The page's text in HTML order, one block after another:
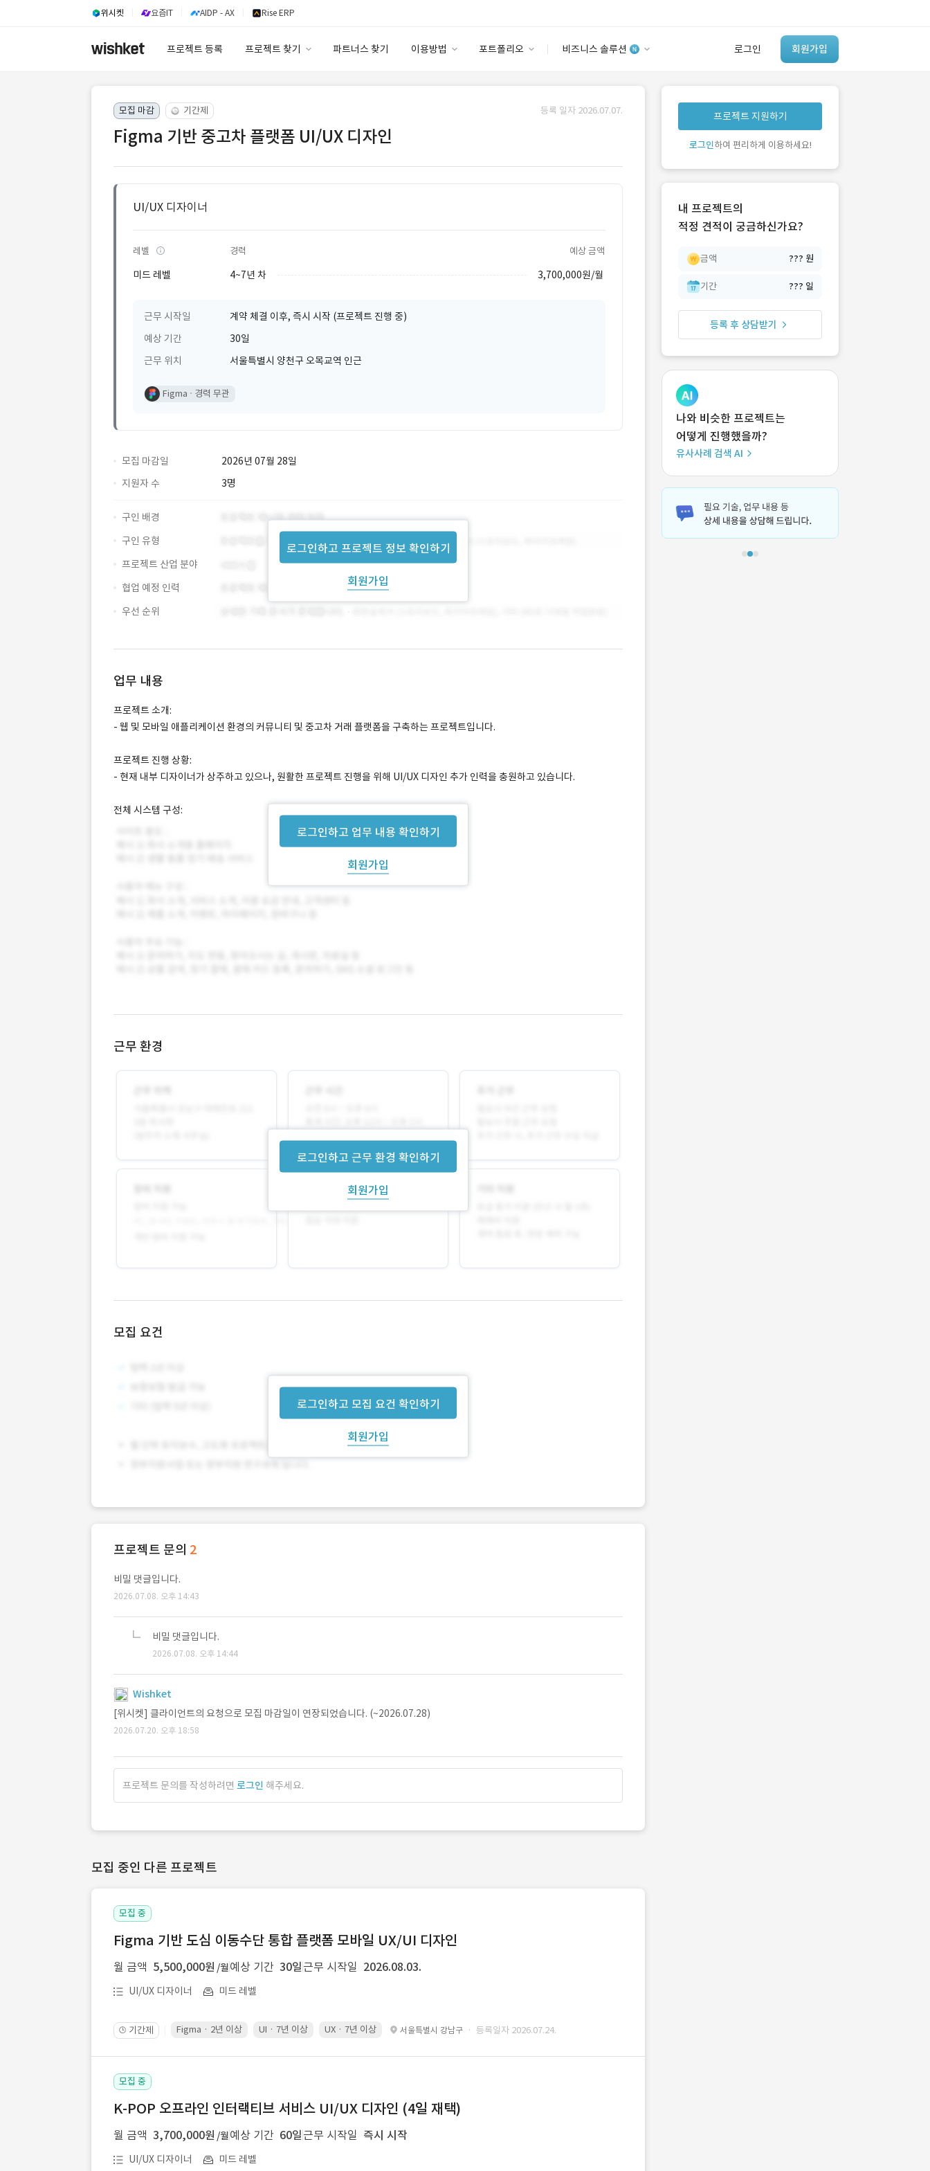
위시켓 요즘IT AIDP - AX Rise ERP
프로젝트 등록 프로젝트 찾기 파트너스 찾기 이용방법 포트폴리오 비즈니스 솔루션 로그인 회원가입
안심 코드 케어
유사사례 검색 AI
‘이런 거’ 만들어본
개발 회사 있어?
모집 마감 기간제 등록 일자 2026.07.07.
Figma 기반 중고차 플랫폼 UI/UX 디자인
UI/UX 디자이너
레벨 경력 예상 금액
미드 레벨 4~7년 차 3,700,000원/월
근무 시작일
계약 체결 이후, 즉시 시작 (프로젝트 진행 중)
예상 기간
30일
근무 위치
서울특별시 양천구 오목교역 인근
Figma 경력 무관
모집 마감일
2026년 07월 28일
지원자 수
3명
로그인하고 프로젝트 정보 확인하기
회원가입
구인 배경
구인 유형
프로젝트 산업 분야
협업 예정 인력
우선 순위
업무 내용
로그인하고 업무 내용 확인하기
회원가입
프로젝트 소개:
- 웹 및 모바일 애플리케이션 환경의 커뮤니티 및 중고차 거래 플랫폼을 구축하는 프로젝트입니다.
프로젝트 진행 상황:
- 현재 내부 디자이너가 상주하고 있으나, 원활한 프로젝트 진행을 위해 UI/UX 디자인 추가 인력을 충원하고 있습니다.
전체 시스템 구성:
근무 환경
로그인하고 근무 환경 확인하기
회원가입
모집 요건
로그인하고 모집 요건 확인하기
회원가입
프로젝트 문의 2
비밀 댓글입니다.
2026.07.08. 오후 14:43
비밀 댓글입니다.
2026.07.08. 오후 14:44
Wishket
[위시켓] 클라이언트의 요청으로 모집 마감일이 연장되었습니다. (~2026.07.28)
2026.07.20. 오후 18:58
프로젝트 문의를 작성하려면 로그인 해주세요.
모집 중인 다른 프로젝트
모집 중
Figma 기반 도심 이동수단 통합 플랫폼 모바일 UX/UI 디자인
월 금액 5,500,000원 /월예상 기간 30일 근무 시작일 2026.08.03.
UI/UX 디자이너 미드 레벨
🕒 기간제 Figma · 2년 이상 UI · 7년 이상 UX · 7년 이상 서울특별시 강남구 · 등록일자 2026.07.24.
모집 중
K-POP 오프라인 인터랙티브 서비스 UI/UX 디자인 (4일 재택)
월 금액 3,700,000원 /월예상 기간 60일 근무 시작일 즉시 시작
UI/UX 디자이너 미드 레벨
프로젝트 지원하기
로그인하여 편리하게 이용하세요!
내 프로젝트의
적정 견적이 궁금하신가요?
금액 ??? 원
기간 ??? 일
등록 후 상담받기
나와 비슷한 프로젝트는
어떻게 진행했을까?
유사사례 검색 AI